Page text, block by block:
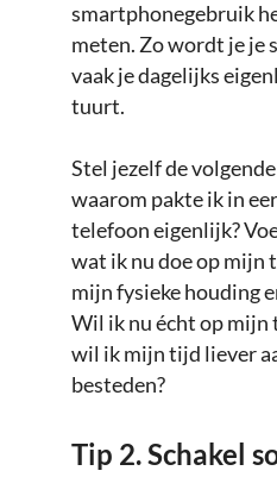
smartphonegebruik
meten. Zo wordt je je
vaak je dagelijks
tuurt.
Stel jezelf de
waarom pakte ik in
telefoon eigenlijk?
wat ik nu doe op mijn
mijn fysieke houding
Wil ik nu écht op mijn
wil ik mijn tijd liever
besteden?
Tip 2. Schakel